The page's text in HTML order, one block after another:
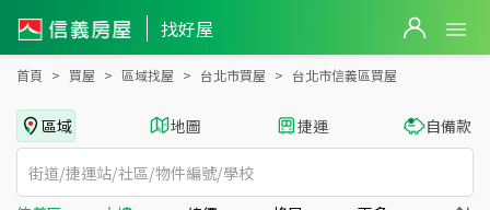
找好屋
台北市信義區買房：大樓房屋物件出售、房價分析
首頁 買屋 區域找屋 台北市買屋 台北市信義區買屋
區域 地圖 捷運 自備款